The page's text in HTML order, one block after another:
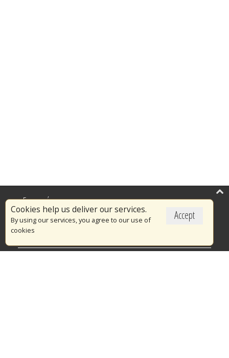
Accept
Cookies help us deliver our services.
By using our services, you agree to our use of
cookies
Επικαιρότητα
Το Πυροσβεστικό Σώμα